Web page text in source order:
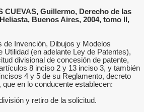
CUEVAS, Guillermo, Derecho de las
Buenos Aires, 2004, tomo II,
de Invención, Dibujos y Modelos
Utilidad (en adelante Ley de Patentes),
divisional de concesión de patente,
8 inciso 2 y 13 inciso 3, y también
4 y 5 de su Reglamento, decreto
en lo conducente establecen:
y retiro de la solicitud.